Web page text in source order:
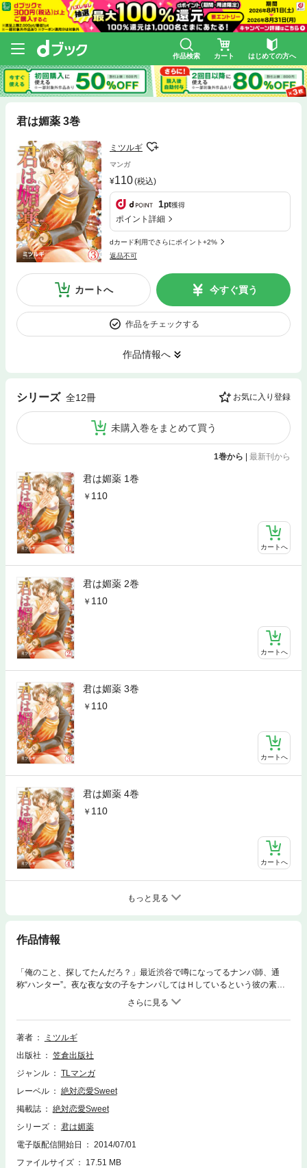
作品検索 カート はじめての方へ
君は媚薬 3巻
ミツルギ
マンガ
110(税込)
1pt獲得
ポイント詳細
dカード利用でさらにポイント+2%
返品不可
カートへ 今すぐ買う
作品をチェックする
作品情報へ
シリーズ 全12冊 お気に入り登録
未購入巻をまとめて買う
1巻から | 最新刊から
君は媚薬 1巻
110
カートへ
君は媚薬 2巻
110
カートへ
君は媚薬 3巻
110
カートへ
君は媚薬 4巻
110
カートへ
もっと見る
作品情報
「俺のこと、探してたんだろ？」最近渋谷で噂になってるナンパ師、通
称“ハンター”。夜な夜な女の子をナンパしてはＨしているという彼の素顔
を誰も知る人はいない。ナンパされた女の子たちは、気持ちいいHでとろ
かされてめろめろにされて、目覚めたときには一人、ハンターの素顔をは
っきりと覚えていない、というのだ。謎めいたハンターを探そうと、友達
と渋谷に赴いたヒカリ。路地裏でセッ●スしている男女に遭遇してしま
リ。ちらりと見えた男――たぶん、ハンター――はヒカリの知ってる男だ
ったが…。
著者
ミツルギ
出版社
笠倉出版社
ジャンル
TLマンガ
レーベル
絶対恋愛Sweet
掲載誌
絶対恋愛Sweet
シリーズ
君は媚薬
電子版配信開始日
2014/07/01
ファイルサイズ
17.51 MB